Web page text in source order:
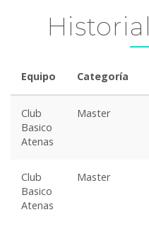
Historial
Equipo Categoría
Club
Basico
Atenas
Master
Club
Basico
Atenas
Master